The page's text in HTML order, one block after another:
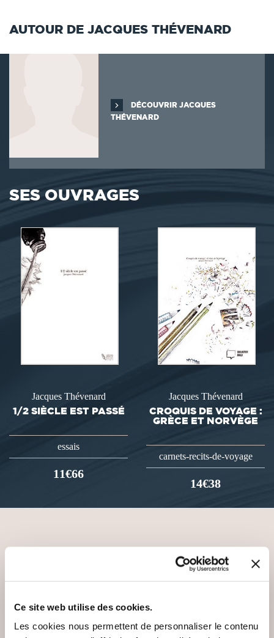
Ce site web utilise des cookies.
Les cookies nous permettent de personnaliser le contenu
AUTOUR DE JACQUES THÉVENARD
DÉCOUVRIR JACQUES
THÉVENARD
SES OUVRAGES
Jacques Thévenard
1/2 SIÈCLE EST PASSÉ
essais
11€66
Jacques Thévenard
CROQUIS DE VOYAGE :
GRÈCE ET NORVÈGE
carnets-recits-de-voyage
14€38
VOUS AIMEREZ AUSSI